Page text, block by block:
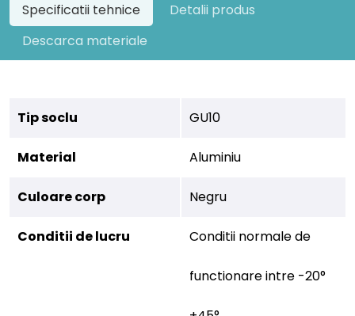
Specificatii tehnice
Detalii produs
Descarca materiale
Tip soclu GU10
Material Aluminiu
Culoare corp Negru
Conditii de lucru Conditii normale de
functionare intre -20°